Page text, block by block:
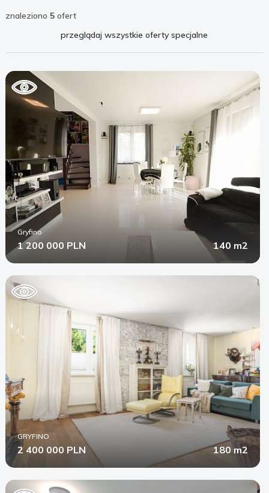
znaleziono 5ofert
przeglądaj wszystkie oferty specjalne
Gryfino
1 200 000 PLN 140 m2
GRYFINO
2 400 000 PLN 180 m2